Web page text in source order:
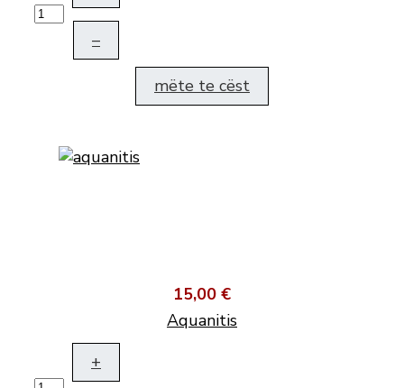
–
mëte te cëst
15,00 €
Aquanitis
+